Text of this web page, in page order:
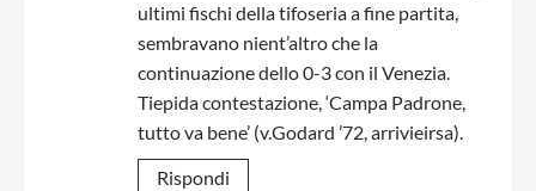
ultimi fischi della tifoseria a fine partita,
sembravano nient’altro che la
continuazione dello 0-3 con il Venezia.
Tiepida contestazione, ‘Campa Padrone,
tutto va bene’ (v.Godard ’72, arrivieirsa).
Rispondi